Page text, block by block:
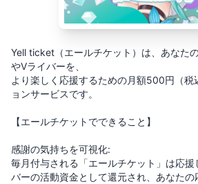
Yell ticket（エールチケット）は、あなた
やVライバーを、
より楽しく応援するための月額500円（税
ョンサービスです。
【エールチケットでできること】
感謝の気持ちを可視化:
毎月付与される「エールチケット」は応
バーの活動資金として還元され、あなた